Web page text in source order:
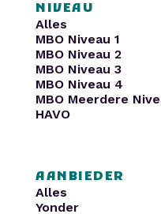
NIVEAU
Alles
MBO Niveau 1
MBO Niveau 2
MBO Niveau 3
MBO Niveau 4
MBO Meerdere
HAVO
AANBIEDER
Alles
Yonder